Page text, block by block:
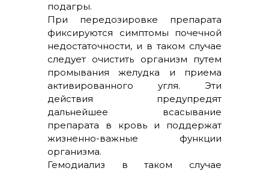
подагры.
При передозировке препарата
фиксируются симптомы почечной
недостаточности, и в таком случае
следует очистить организм путем
промывания желудка и приема
активированного угля. Эти
действия предупредят
дальнейшее всасывание
препарата в кровь и поддержат
жизненно-важные функции
организма.
Гемодиализ в таком случае